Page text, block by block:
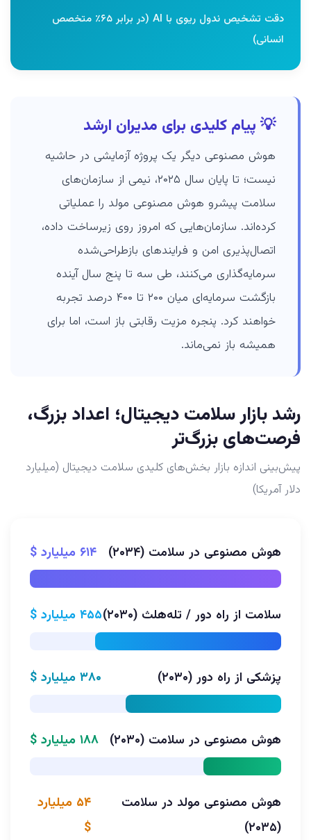
دقت تشخیص ندول ریوی با AI (در برابر ۶۵٪ متخصص
انسانی)
💡 پیام کلیدی برای مدیران ارشد
هوش مصنوعی دیگر یک پروژه آزمایشی در حاشیه
نیست؛ تا پایان سال ۲۰۲۵، نیمی از سازمان‌های
سلامت پیشرو هوش مصنوعی مولد را عملیاتی
کرده‌اند. سازمان‌هایی که امروز روی زیرساخت داده،
اتصال‌پذیری امن و فرایندهای بازطراحی‌شده
سرمایه‌گذاری می‌کنند، طی سه تا پنج سال آینده
بازگشت سرمایه‌ای میان ۲۰۰ تا ۴۰۰ درصد تجربه
خواهند کرد. پنجره مزیت رقابتی باز است، اما برای
همیشه باز نمی‌ماند.
رشد بازار سلامت دیجیتال؛ اعداد بزرگ،
فرصت‌های بزرگ‌تر
پیش‌بینی اندازه بازار بخش‌های کلیدی سلامت دیجیتال (میلیارد
دلار آمریکا)
هوش مصنوعی در سلامت (۲۰۳۴) ۶۱۴ میلیارد $
سلامت از راه دور / تله‌هلث (۲۰۳۰) ۴۵۵ میلیارد $
پزشکی از راه دور (۲۰۳۰) ۳۸۰ میلیارد $
هوش مصنوعی در سلامت (۲۰۳۰) ۱۸۸ میلیارد $
هوش مصنوعی مولد در سلامت
(۲۰۳۵)
۵۴ میلیارد
$